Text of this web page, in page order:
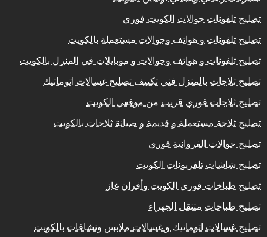
تصليح تلفونات جوالات الكويت فوري
تصليح تلفونات و هواتف وجوالات مستعملة بالكويت
تصليح تلفونات و هواتف وجوالات و موبايلات في المنزل بالكويت
تصليح ثلاجات بالمنزل فني تكييف تصليح غسالات اتوماتيك
تصليح ثلاجات فوري قريب من موقعي الكويت
تصليح ثلاجة مستعملة و قديمة و صيانة ثلاجات بالكويت
تصليح جوالات الفروانية فوري
تصليح شاشات تلفزيونات الكويت
تصليح طباخات فوري الكويت وأفران غاز
تصليح طباخات متنقل الجهراء
تصليح غسالات اتوماتيك و غسالات ملابس ونشافات بالكويت